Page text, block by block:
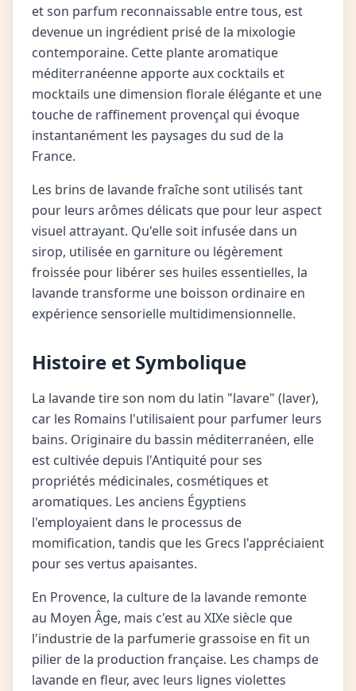
et son parfum reconnaissable entre tous, est
devenue un ingrédient prisé de la mixologie
contemporaine. Cette plante aromatique
méditerranéenne apporte aux cocktails et
mocktails une dimension florale élégante et une
touche de raffinement provençal qui évoque
instantanément les paysages du sud de la
France.
Les brins de lavande fraîche sont utilisés tant
pour leurs arômes délicats que pour leur aspect
visuel attrayant. Qu'elle soit infusée dans un
sirop, utilisée en garniture ou légèrement
froissée pour libérer ses huiles essentielles, la
lavande transforme une boisson ordinaire en
expérience sensorielle multidimensionnelle.
Histoire et Symbolique
La lavande tire son nom du latin "lavare" (laver),
car les Romains l'utilisaient pour parfumer leurs
bains. Originaire du bassin méditerranéen, elle
est cultivée depuis l'Antiquité pour ses
propriétés médicinales, cosmétiques et
aromatiques. Les anciens Égyptiens
l'employaient dans le processus de
momification, tandis que les Grecs l'appréciaient
pour ses vertus apaisantes.
En Provence, la culture de la lavande remonte
au Moyen Âge, mais c'est au XIXe siècle que
l'industrie de la parfumerie grassoise en fit un
pilier de la production française. Les champs de
lavande en fleur, avec leurs lignes violettes